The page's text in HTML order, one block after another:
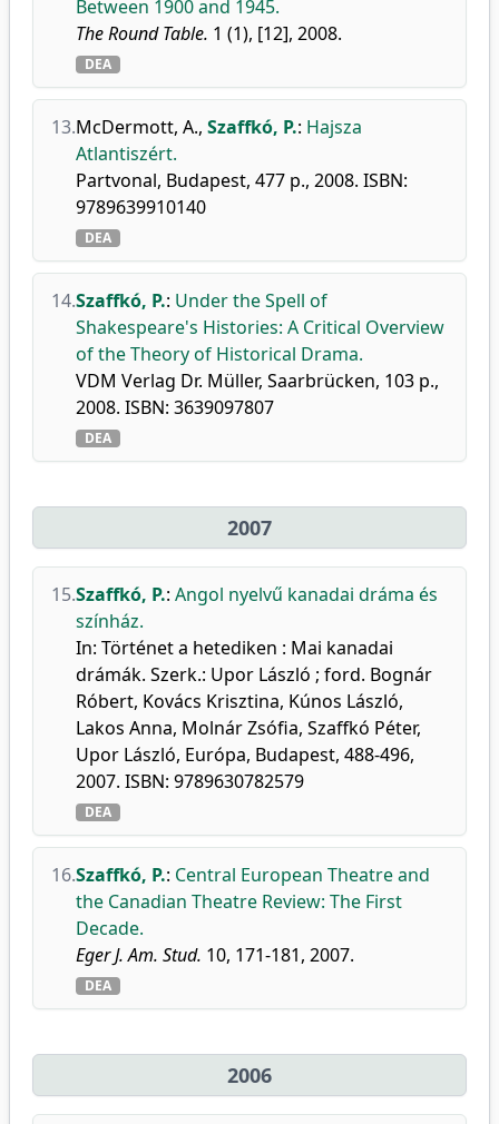
Between 1900 and 1945.
The Round Table. 1 (1), [12], 2008.
DEA
13.McDermott, A., Szaffkó, P.: Hajsza
Atlantiszért.
Partvonal, Budapest, 477 p., 2008. ISBN:
9789639910140
DEA
14.Szaffkó, P.: Under the Spell of
Shakespeare's Histories: A Critical Overview
of the Theory of Historical Drama.
VDM Verlag Dr. Müller, Saarbrücken, 103 p.,
2008. ISBN: 3639097807
DEA
2007
15.Szaffkó, P.: Angol nyelvű kanadai dráma és
színház.
In: Történet a hetediken : Mai kanadai
drámák. Szerk.: Upor László ; ford. Bognár
Róbert, Kovács Krisztina, Kúnos László,
Lakos Anna, Molnár Zsófia, Szaffkó Péter,
Upor László, Európa, Budapest, 488-496,
2007. ISBN: 9789630782579
DEA
16.Szaffkó, P.: Central European Theatre and
the Canadian Theatre Review: The First
Decade.
Eger J. Am. Stud. 10, 171-181, 2007.
DEA
2006